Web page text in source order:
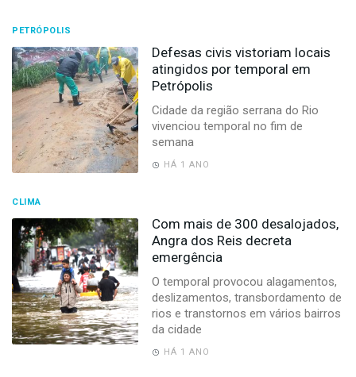
PETRÓPOLIS
Defesas civis vistoriam locais
atingidos por temporal em
Petrópolis
Cidade da região serrana do Rio
vivenciou temporal no fim de
semana
HÁ 1 ANO
CLIMA
Com mais de 300 desalojados,
Angra dos Reis decreta
emergência
O temporal provocou alagamentos,
deslizamentos, transbordamento de
rios e transtornos em vários bairros
da cidade
HÁ 1 ANO